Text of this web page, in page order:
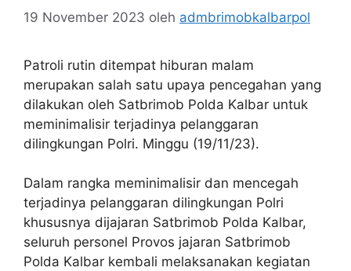
19 November 2023 oleh admbrimobkalbarpol
Patroli rutin ditempat hiburan malam
merupakan salah satu upaya pencegahan yang
dilakukan oleh Satbrimob Polda Kalbar untuk
meminimalisir terjadinya pelanggaran
dilingkungan Polri. Minggu (19/11/23).
Dalam rangka meminimalisir dan mencegah
terjadinya pelanggaran dilingkungan Polri
khususnya dijajaran Satbrimob Polda Kalbar,
seluruh personel Provos jajaran Satbrimob
Polda Kalbar kembali melaksanakan kegiatan